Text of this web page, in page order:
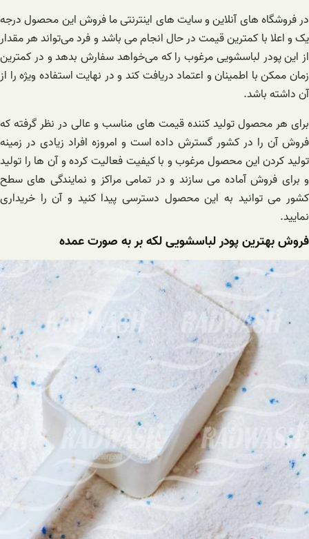
در فروشگاه های آنلاین و سایت‌ های اینترنتی ما فروش این محصول درجه
یک و اعلا با کمترین قیمت در حال انجام می باشد و فرد می‌تواند هر مقدار
از این پودر لباسشویی مرغوب را که می‌خواهد سفارش بدهد و در کمترین
زمان ممکن با اطمینان و اعتماد دریافت کند و در نهایت استفاده ویژه را از
آن داشته باشد.
برای هر محصول تولید کننده قیمت های مناسب و عالی در نظر گرفته که
فروش آن را در کشور گسترش داده است و امروزه افراد زیادی در زمینه
تولید کردن این محصول مرغوب و با کیفیت فعالیت کرده و آن ها را تولید
و برای فروش آماده می سازند و در تمامی مراکز و نمایندگی های سطح
کشور می توانید به این محصول دسترسی پیدا کنید و آن را خریداری
نمایید.
فروش بهترین پودر لباسشویی لکه بر به صورت عمده